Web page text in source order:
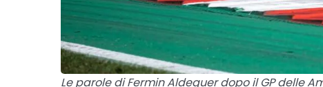
Le parole di Fermin Aldeguer dopo il GP delle